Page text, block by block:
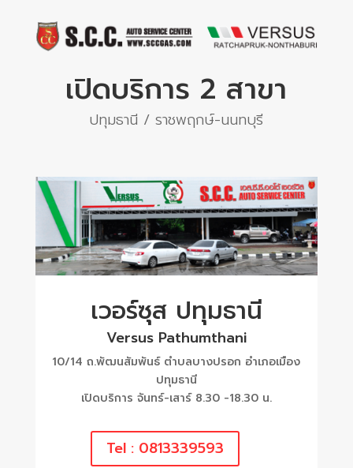
เปิดบริการ 2 สาขา
ปทุมธานี / ราชพฤกษ์-นนทบุรี
เวอร์ซุส ปทุมธานี
Versus Pathumthani
10/14 ถ.พัฒนสัมพันธ์ ตำบลบางปรอก อำเภอเมือง
ปทุมธานี
เปิดบริการ จันทร์-เสาร์ 8.30 -18.30 น.
Tel : 0813339593